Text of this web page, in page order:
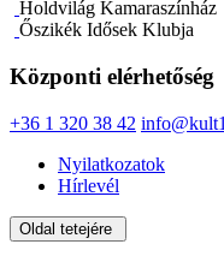
Holdvilág Kamaraszínház
Őszikék Idősek Klubja
Központi elérhetőség
+36 1 320 38 42
Nyilatkozatok
Hírlevél
Oldal tetejére